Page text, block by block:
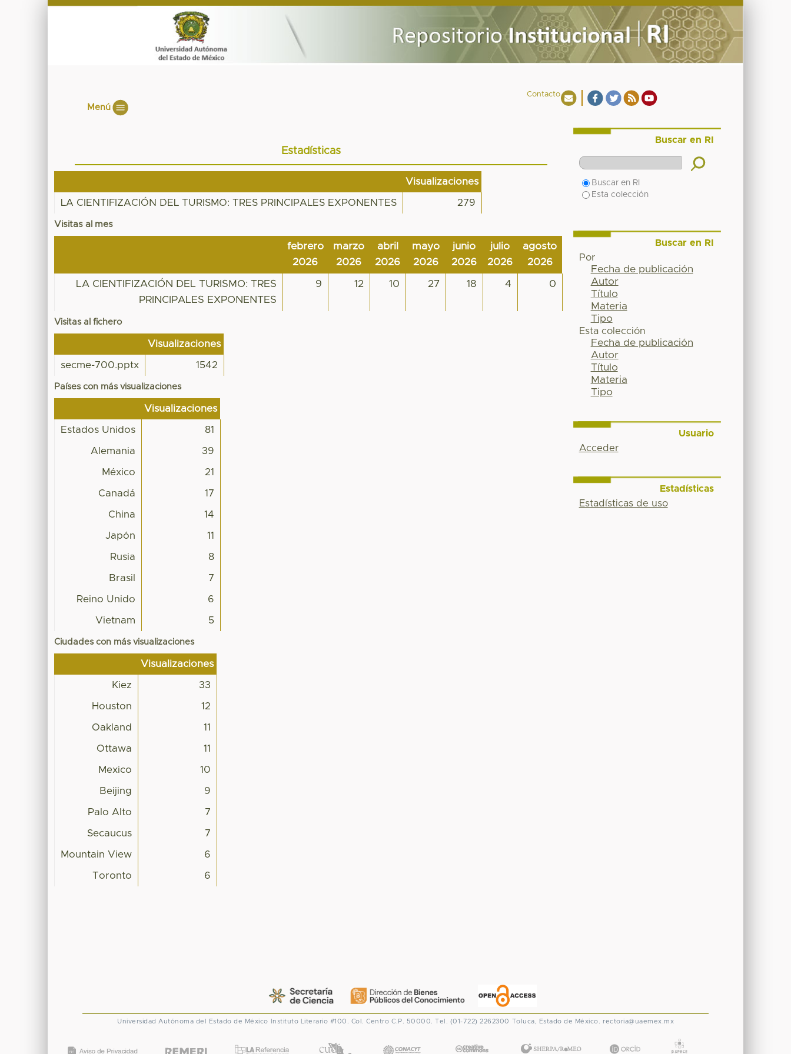
Contacto
Menú
Estadísticas
Visualizaciones
LA CIENTIFIZACIÓN DEL TURISMO: TRES PRINCIPALES EXPONENTES 279
Visitas al mes
febrero
2026
marzo
2026
abril
2026
mayo
2026
junio
2026
julio
2026
agosto
2026
LA CIENTIFIZACIÓN DEL TURISMO: TRES
PRINCIPALES EXPONENTES
9 12 10 27 18 4 0
Visitas al fichero
Visualizaciones
secme-700.pptx 1542
Países con más visualizaciones
Visualizaciones
Estados Unidos 81
Alemania 39
México 21
Canadá 17
China 14
Japón 11
Rusia 8
Brasil 7
Reino Unido 6
Vietnam 5
Ciudades con más visualizaciones
Visualizaciones
Kiez 33
Houston 12
Oakland 11
Ottawa 11
Mexico 10
Beijing 9
Palo Alto 7
Secaucus 7
Mountain View 6
Toronto 6
Buscar en RI
Buscar en RI
Esta colección
Buscar en RI
Por
Fecha de publicación
Autor
Título
Materia
Tipo
Esta colección
Fecha de publicación
Autor
Título
Materia
Tipo
Usuario
Acceder
Estadísticas
Estadísticas de uso
Universidad Autónoma del Estado de México Instituto Literario #100. Col. Centro C.P. 50000. Tel. (01-722) 2262300 Toluca, Estado de México. rectoria@uaemex.mx